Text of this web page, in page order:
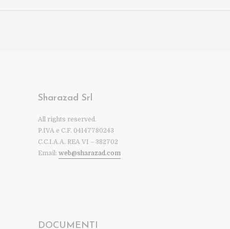
Sharazad Srl
All rights reserved.
P.IVA e C.F. 04147780243
C.C.I.A.A. REA VI – 382702
Email: web@sharazad.com
DOCUMENTI